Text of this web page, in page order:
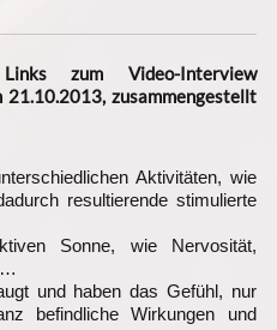
zum Video-Interview
21.10.2013, zusammengestellt
Aktivitäten, wie
resultierende stimulierte
Sonne, wie Nervosität,
und haben das Gefühl, nur
befindliche Wirkungen und